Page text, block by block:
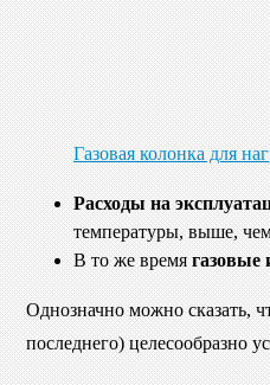
Газовая колонка для
Расходы на
температуры, выше,
В то же времягазовые
Однозначно можно сказать,
последнего) целесообразно